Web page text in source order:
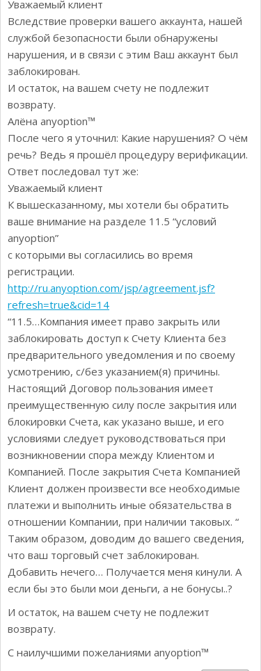
Уважаемый клиент
Вследствие проверки вашего аккаунта, нашей
службой безопасности были обнаружены
нарушения, и в связи с этим Ваш аккаунт был
заблокирован.
И остаток, на вашем счету не подлежит
возврату.
Алёна anyoption™
После чего я уточнил: Какие нарушения? О чём
речь? Ведь я прошёл процедуру верификации.
Ответ последовал тут же:
Уважаемый клиент
К вышесказанному, мы хотели бы обратить
ваше внимание на разделе 11.5 “условий
anyoption”
с которыми вы согласились во время
регистрации.
http://ru.anyoption.com/jsp/agreement.jsf?
refresh=true&cid=14
“11.5…Компания имеет право закрыть или
заблокировать доступ к Счету Клиента без
предварительного уведомления и по своему
усмотрению, с/без указанием(я) причины.
Настоящий Договор пользования имеет
преимущественную силу после закрытия или
блокировки Счета, как указано выше, и его
условиями следует руководствоваться при
возникновении спора между Клиентом и
Компанией. После закрытия Счета Компанией
Клиент должен произвести все необходимые
платежи и выполнить иные обязательства в
отношении Компании, при наличии таковых. “
Таким образом, доводим до вашего сведения,
что ваш торговый счет заблокирован.
Добавить нечего… Получается меня кинули. А
если бы это были мои деньги, а не бонусы..?
И остаток, на вашем счету не подлежит
возврату.
С наилучшими пожеланиями anyoption™